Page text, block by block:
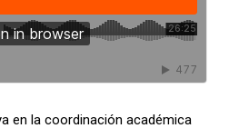
en la coordinación académica